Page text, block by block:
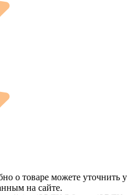
о товаре можете уточнить у
на сайте.